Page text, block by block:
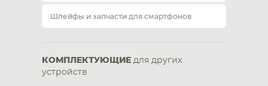
Шлейфы и запчасти для смартфонов
КОМПЛЕКТУЮЩИЕ для других
устройств